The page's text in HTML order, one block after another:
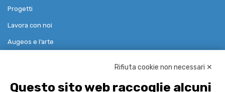
Progetti
Lavora con noi
Augeos e l’arte
Soluzioni
Rifiuta cookie non necessari ✕
Questo sito web raccoglie alcuni